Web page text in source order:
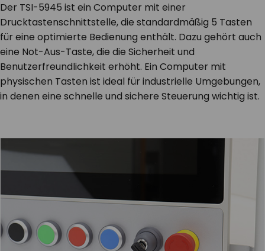
Der TSI-5945 ist ein Computer mit einer
Drucktastenschnittstelle, die standardmäßig 5 Tasten
für eine optimierte Bedienung enthält. Dazu gehört auch
eine Not-Aus-Taste, die die Sicherheit und
Benutzerfreundlichkeit erhöht. Ein Computer mit
physischen Tasten ist ideal für industrielle Umgebungen,
in denen eine schnelle und sichere Steuerung wichtig ist.